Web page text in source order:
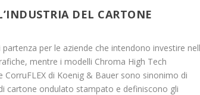
DEL CARTONE
per le aziende che intendono investire
mentre i modelli Chroma High Tech
di Koenig & Bauer sono sinonimo di
cartone ondulato stampato e definiscono gli